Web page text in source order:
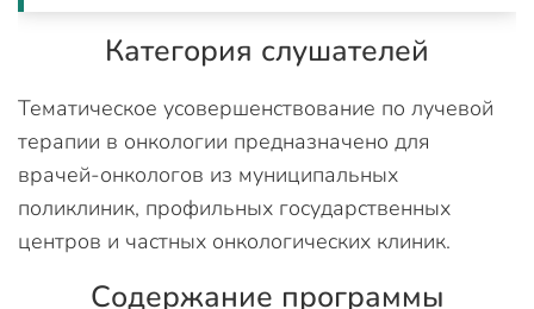
Категория слушателей
Тематическое усовершенствование по лучевой
терапии в онкологии предназначено для
врачей-онкологов из муниципальных
поликлиник, профильных государственных
центров и частных онкологических клиник.
Содержание программы